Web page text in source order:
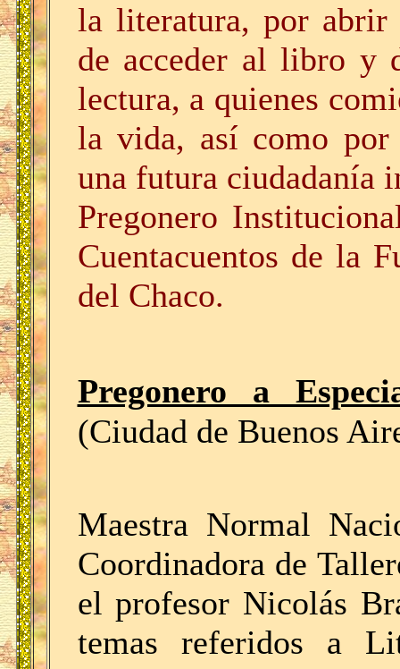
la literatura, por abrir
de acceder al libro y
lectura, a quienes
la vida, así como por
una futura ciudadanía
Pregonero
Cuentacuentos de la
del Chaco.
Pregonero a
(Ciudad de Buenos
Maestra Normal
Coordinadora de
el profesor Nicolás
temas referidos a